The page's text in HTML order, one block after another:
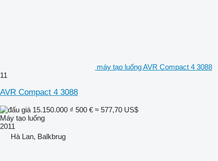
máy tạo luống AVR Compact 4 3088
11
AVR Compact 4 3088
15.150.000 ₫ 500 € ≈ 577,70 US$
Máy tạo luống
2011
Hà Lan, Balkbrug